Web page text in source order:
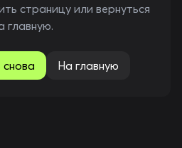
страницу или вернуться
главную.
На главную